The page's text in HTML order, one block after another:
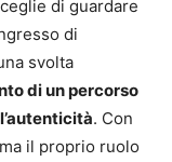
di guardare
di
svolta
di un percorso
. Con
il proprio ruolo